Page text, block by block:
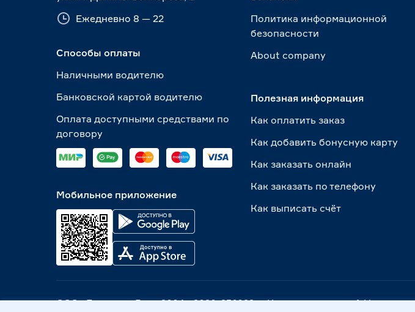
Ежедневно 8 — 22
Способы оплаты
Наличными водителю
Банковской картой водителю
Оплата доступными средствами по
договору
Мобильное приложение
Политика информационной
безопасности
About сompany
Полезная информация
Как оплатить заказ
Как добавить бонусную карту
Как заказать онлайн
Как заказать по телефону
Как выписать счёт
ООО «Бауцентр Рус» 2004 -2026, 236029, г. Калининград, ул.